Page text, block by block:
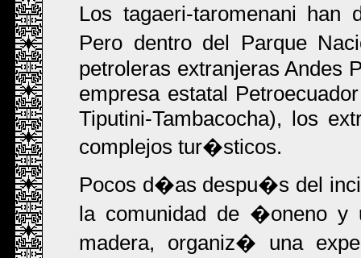
Los tagaeri-taromenani
Pero dentro del Parque
petroleras extranjeras Andes
empresa estatal
Tiputini-Tambacocha), los
complejos tur�sticos.
Pocos d�as despu�s del
la comunidad de �oneno y
madera, organiz� una